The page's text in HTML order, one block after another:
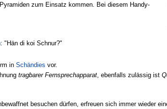
zum Einsatz kommen. Bei diesem Handy-
: "Hän di koi Schnur?"
inSchändies vor.
tragbarer Fernsprechapparat , ebenfalls zulässig ist
besuchen dürfen, erfreuen sich immer wieder